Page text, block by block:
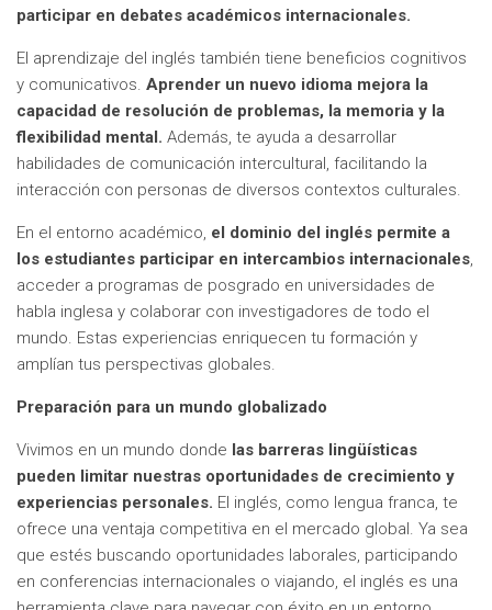
participar en debates académicos internacionales.
El aprendizaje del inglés también tiene beneficios cognitivos
y comunicativos. Aprender un nuevo idioma mejora la
capacidad de resolución de problemas, la memoria y la
flexibilidad mental. Además, te ayuda a desarrollar
habilidades de comunicación intercultural, facilitando la
interacción con personas de diversos contextos culturales.
En el entorno académico, el dominio del inglés permite a
los estudiantes participar en intercambios internacionales,
acceder a programas de posgrado en universidades de
habla inglesa y colaborar con investigadores de todo el
mundo. Estas experiencias enriquecen tu formación y
amplían tus perspectivas globales.
Preparación para un mundo globalizado
Vivimos en un mundo donde las barreras lingüísticas
pueden limitar nuestras oportunidades de crecimiento y
experiencias personales. El inglés, como lengua franca, te
ofrece una ventaja competitiva en el mercado global. Ya sea
que estés buscando oportunidades laborales, participando
en conferencias internacionales o viajando, el inglés es una